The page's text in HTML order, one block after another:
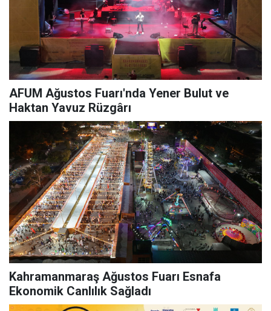
AFUM Ağustos Fuarı'nda Yener Bulut ve
Haktan Yavuz Rüzgârı
Kahramanmaraş Ağustos Fuarı Esnafa
Ekonomik Canlılık Sağladı